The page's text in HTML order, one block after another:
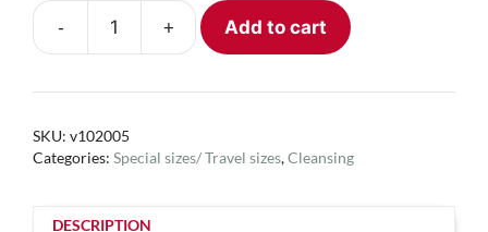
-
Lait
100
quantity
+ Add to cart
SKU: v102005
Categories: Special sizes/ Travel sizes,Cleansing
DESCRIPTION